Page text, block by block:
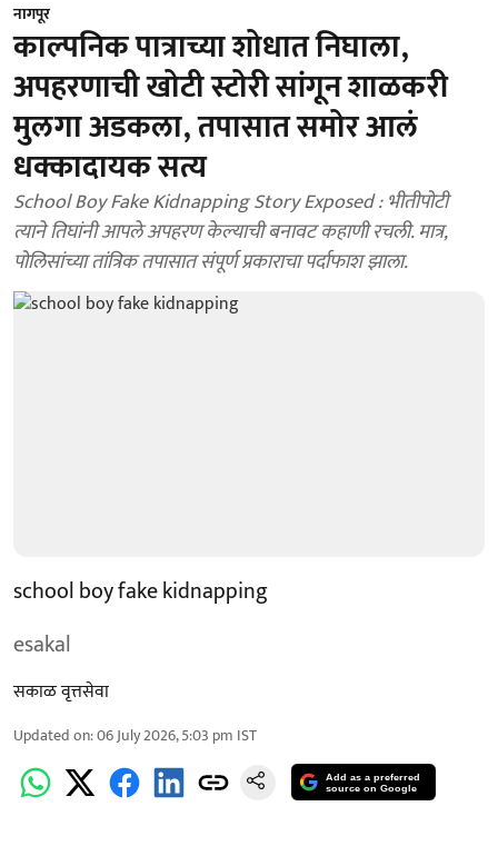
नागपूर
काल्पनिक पात्राच्या शोधात निघाला,
अपहरणाची खोटी स्टोरी सांगून शाळकरी
मुलगा अडकला, तपासात समोर आलं
धक्कादायक सत्य
School Boy Fake Kidnapping Story Exposed : भीतीपोटी
त्याने तिघांनी आपले अपहरण केल्याची बनावट कहाणी रचली. मात्र,
पोलिसांच्या तांत्रिक तपासात संपूर्ण प्रकाराचा पर्दाफाश झाला.
school boy fake kidnapping
esakal
सकाळ वृत्तसेवा
Updated on:06 July 2026, 5:03 pm IST
Add as a preferred
source on Google